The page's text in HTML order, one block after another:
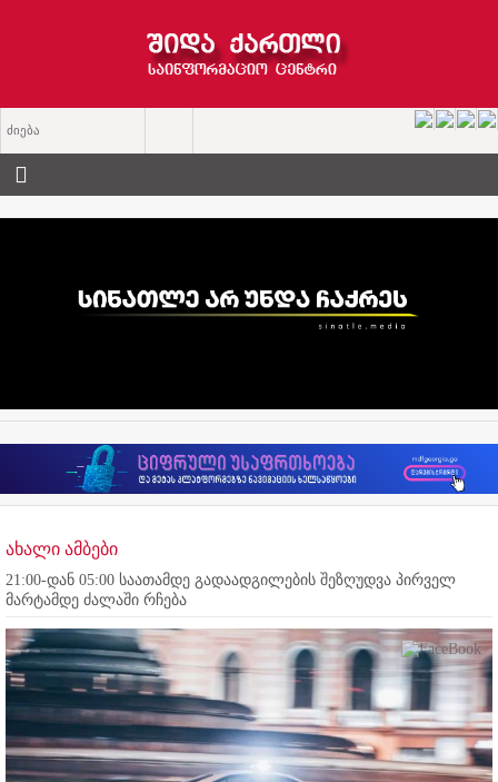
ახალი ამბები
21:00-დან 05:00 საათამდე გადაადგილების შეზღუდვა პირველ
მარტამდე ძალაში რჩება